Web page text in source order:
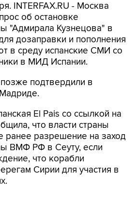
INTERFAX.RU - Москва
об остановке
"Адмирала Кузнецова" в
дозаправки и пополнения
в среду испанские СМИ со
в МИД Испании.
подтвердили в
El Pais со ссылкой на
что власти страны
ранее разрешение на заход
ВМФ РФ в Сеуту, если
что корабли
Сирии для участия в